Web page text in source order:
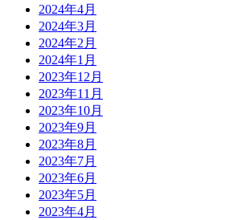
2024年4月
2024年3月
2024年2月
2024年1月
2023年12月
2023年11月
2023年10月
2023年9月
2023年8月
2023年7月
2023年6月
2023年5月
2023年4月